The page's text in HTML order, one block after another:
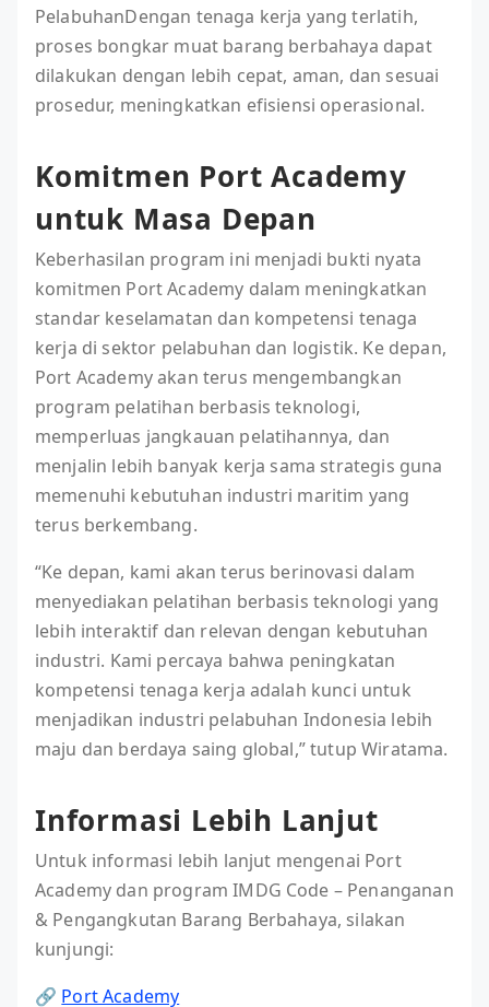
PelabuhanDengan tenaga kerja yang terlatih,
proses bongkar muat barang berbahaya dapat
dilakukan dengan lebih cepat, aman, dan sesuai
prosedur, meningkatkan efisiensi operasional.
Komitmen Port Academy
untuk Masa Depan
Keberhasilan program ini menjadi bukti nyata
komitmen Port Academy dalam meningkatkan
standar keselamatan dan kompetensi tenaga
kerja di sektor pelabuhan dan logistik. Ke depan,
Port Academy akan terus mengembangkan
program pelatihan berbasis teknologi,
memperluas jangkauan pelatihannya, dan
menjalin lebih banyak kerja sama strategis guna
memenuhi kebutuhan industri maritim yang
terus berkembang.
“Ke depan, kami akan terus berinovasi dalam
menyediakan pelatihan berbasis teknologi yang
lebih interaktif dan relevan dengan kebutuhan
industri. Kami percaya bahwa peningkatan
kompetensi tenaga kerja adalah kunci untuk
menjadikan industri pelabuhan Indonesia lebih
maju dan berdaya saing global,” tutup Wiratama.
Informasi Lebih Lanjut
Untuk informasi lebih lanjut mengenai Port
Academy dan program IMDG Code – Penanganan
& Pengangkutan Barang Berbahaya, silakan
kunjungi:
🔗 Port Academy